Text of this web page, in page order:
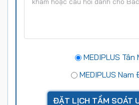
MEDIPLUS Tân
MEDIPLUS Nam